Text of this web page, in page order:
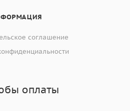
соглашение
оплаты